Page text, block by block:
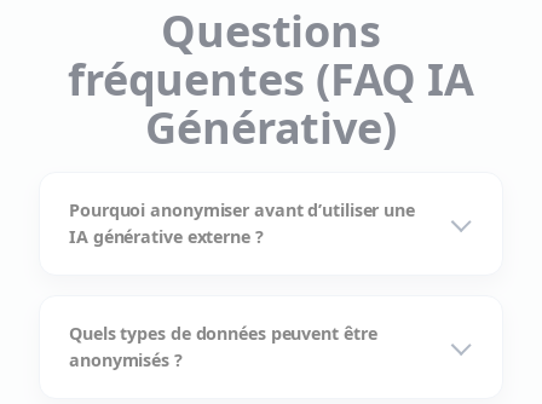
Questions
fréquentes (FAQ IA
Générative)
Pourquoi anonymiser avant d’utiliser une
IA générative externe ?
Quels types de données peuvent être
anonymisés ?